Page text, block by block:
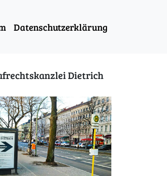
Datenschutzerklärung
Dietrich